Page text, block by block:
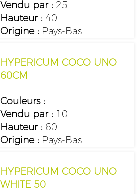
Vendu par :25
Hauteur :40
Origine :Pays-Bas
HYPERICUM COCO UNO
60CM
Couleurs :
Vendu par :10
Hauteur :60
Origine :Pays-Bas
HYPERICUM COCO UNO
WHITE 50